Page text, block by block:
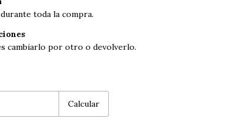
toda la compra.
cambiarlo por otro o devolverlo.
Calcular